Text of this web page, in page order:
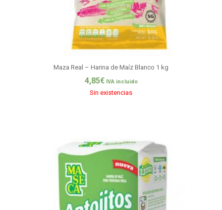
Maza Real – Harina de Maíz Blanco 1 kg
4,85€ IVA incluido
Sin existencias